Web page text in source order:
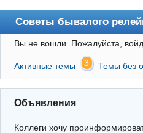
Советы бывалого
Форум
Правила
Поиск
Регистрация
Вы не вошли. Пожалуйста,
Активные темы 3 Темы без
Объявления
Коллеги хочу